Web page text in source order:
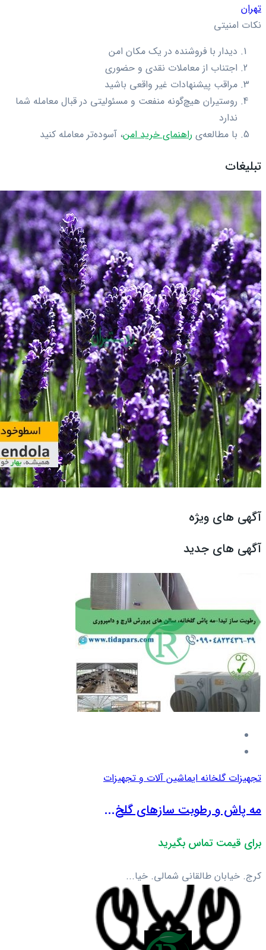
تهران
نکات امنیتی
دیدار با فروشنده در یک مکان امن
اجتناب از معاملات نقدی و حضوری
مراقب پیشنهادات غیر واقعی باشید
روستیران هیچ‌گونه منفعت و مسئولیتی در قبال معامله شما
ندارد
با مطالعه‌ی راهنمای خرید امن، آسوده‌تر معامله کنید
تبلیغات
آگهی های ویژه
آگهی های جدید
تجهیزات گلخانه ایماشین آلات و تجهیزات
مه پاش و رطوبت سازهای گلخ...
برای قیمت تماس بگیرید
کرج. خیابان طالقانی شمالی. خیا...